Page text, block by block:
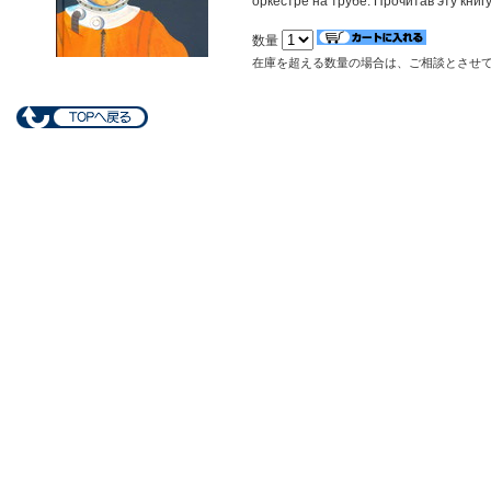
数量
在庫を超える数量の場合は、ご相談とさせ